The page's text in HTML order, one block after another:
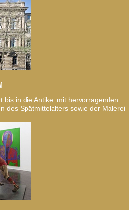
bis in die Antike, mit hervorragenden
des Spätmittelalters sowie der Malerei